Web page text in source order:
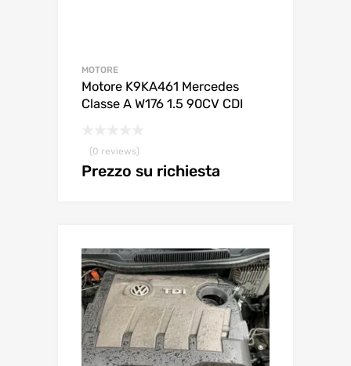
MOTORE
Motore K9KA461 Mercedes
Classe A W176 1.5 90CV CDI
(0 reviews)
Prezzo su richiesta